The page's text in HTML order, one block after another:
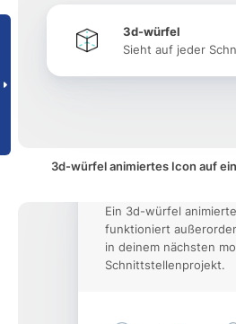
3d-würfel
Sieht auf jeder
3d-würfel animiertes Icon auf
Ein 3d-würfel
funktioniert
in deinem nächsten
Schnittstellenprojekt.